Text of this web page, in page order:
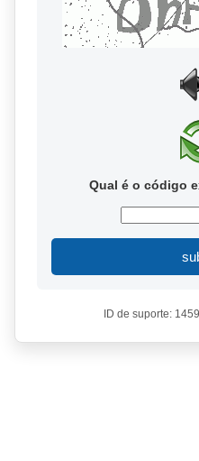
Qual é o código
ID de suporte: